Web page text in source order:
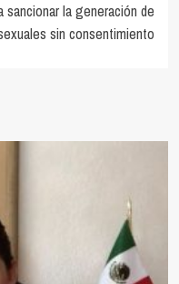
sancionar la generación de
sin consentimiento